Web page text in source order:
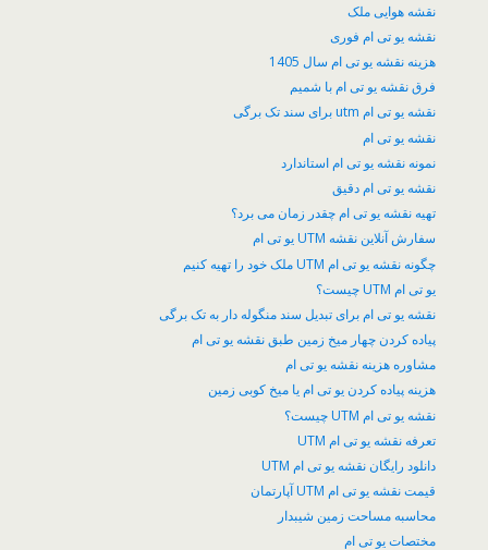
نقشه هوایی ملک
نقشه یو تی ام فوری
هزینه نقشه یو تی ام سال 1405
فرق نقشه یو تی ام با شمیم
نقشه یو تی ام utm برای سند تک برگی
نقشه یو تی ام
نمونه نقشه یو تی ام استاندارد
نقشه یو تی ام دقیق
تهیه نقشه یو تی ام چقدر زمان می برد؟
سفارش آنلاین نقشه UTM یو تی ام
چگونه نقشه یو تی ام UTM ملک خود را تهیه کنیم
یو تی ام UTM چیست؟
نقشه یو تی ام برای تبدیل سند منگوله دار به تک برگی
پیاده کردن چهار میخ زمین طبق نقشه یو تی ام
مشاوره هزینه نقشه یو تی ام
هزینه پیاده کردن یو تی ام یا میخ کوبی زمین
نقشه یو تی ام UTM چیست؟
تعرفه نقشه یو تی ام UTM
دانلود رایگان نقشه یو تی ام UTM
قیمت نقشه یو تی ام UTM آپارتمان
محاسبه مساحت زمین شیبدار
مختصات یو تی ام